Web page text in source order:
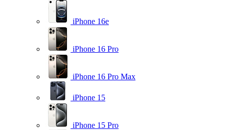
iPhone 16e
iPhone 16 Pro
iPhone 16 Pro Max
iPhone 15
iPhone 15 Pro